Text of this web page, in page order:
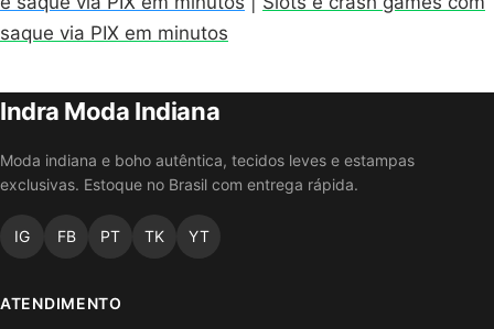
saque via PIX em minutos
Indra Moda Indiana
Moda indiana e boho autêntica, tecidos leves e estampas
exclusivas. Estoque no Brasil com entrega rápida.
IG FB PT TK YT
ATENDIMENTO